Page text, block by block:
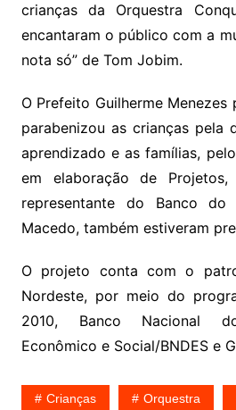
crianças da Orquestra
encantaram o público com a
nota só” de Tom Jobim.
O Prefeito Guilherme
parabenizou as crianças pela
aprendizado e as famílias,
em elaboração de
representante do Banco do
Macedo, também estiveram
O projeto conta com o
Nordeste, por meio do
2010, Banco Nacional do
Econômico e Social/BNDES e
Crianças Orquestra